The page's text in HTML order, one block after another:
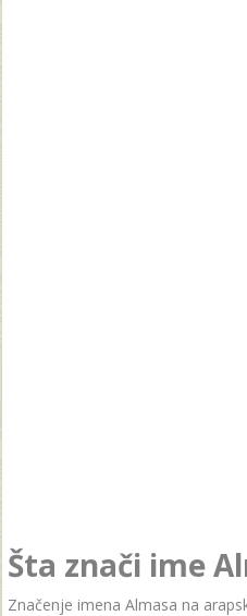
Šta znači ime
Značenje imena Almasa na